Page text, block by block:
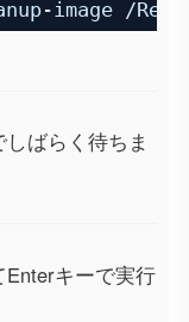
image /
ばらく待ちま
キーで実行